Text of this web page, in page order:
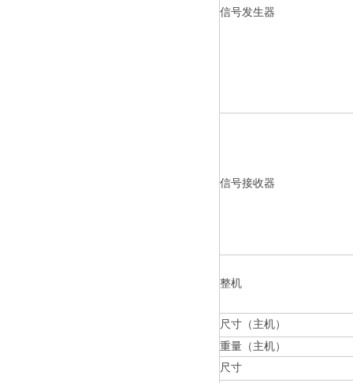
信号发生器
信号接收器
整机
尺寸（主机）
重量（主机）
尺寸